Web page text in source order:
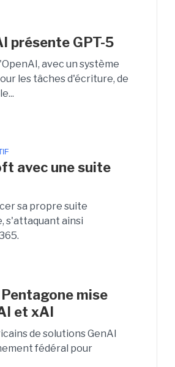
présente GPT-5
avec un système
les tâches d'écriture, de
avec une suite
sa propre suite
s'attaquant ainsi
mise
et xAI
de solutions GenAI
fédéral pour